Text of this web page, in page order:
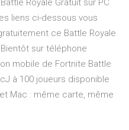
Royale Gratuit sur PC
liens ci-dessous vous
ce Battle Royale
sur téléphone
mobile de Fortnite Battle
à 100 joueurs disponible
Mac : même carte, même